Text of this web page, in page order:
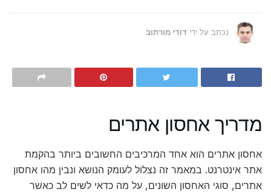
נכתב על ידי דודי מורתוב
מדריך אחסון אתרים
אחסון אתרים הוא אחד המרכיבים החשובים ביותר בהקמת
אתר אינטרנט. במאמר זה נצלול לעומק הנושא ונבין מהו אחסון
אתרים, סוגי האחסון השונים, על מה כדאי לשים לב כאשר